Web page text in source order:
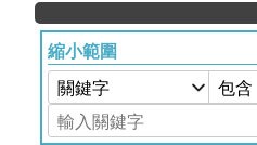
縮小範圍